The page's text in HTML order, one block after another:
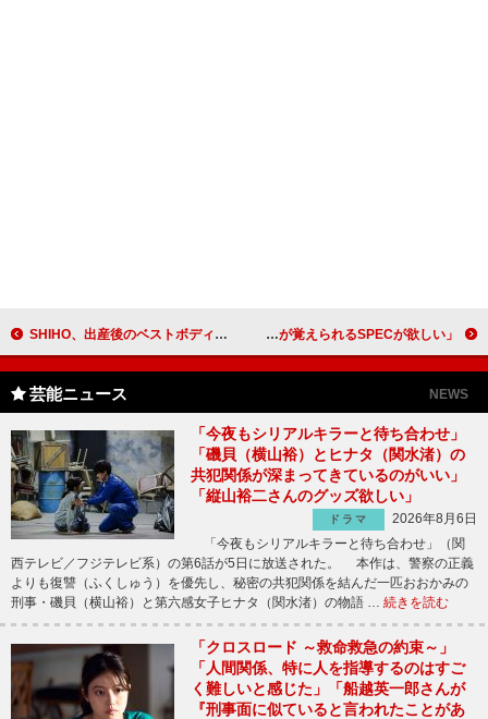
SHIHO、出産後のベストボディーを披露 夫とデートするときの下着の色は？ 戸田恵梨香「こんな長いせりふ覚えられません」 「読むだけでせりふが覚えられるSPECが欲しい」
芸能ニュース NEWS
「今夜もシリアルキラーと待ち合わせ」
「磯貝（横山裕）とヒナタ（関水渚）の
共犯関係が深まってきているのがいい」
「縦山裕二さんのグッズ欲しい」
ドラマ
2026年8月6日
「今夜もシリアルキラーと待ち合わせ」（関
西テレビ／フジテレビ系）の第6話が5日に放送された。 本作は、警察の正義
よりも復讐（ふくしゅう）を優先し、秘密の共犯関係を結んだ一匹おおかみの
刑事・磯貝（横山裕）と第六感女子ヒナタ（関水渚）の物語 … 続きを読む
「クロスロード ～救命救急の約束～」
「人間関係、特に人を指導するのはすご
く難しいと感じた」「船越英一郎さんが
『刑事面に似ていると言われたことがあ